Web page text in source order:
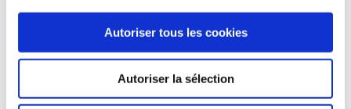
Autoriser tous les cookies
Autoriser la sélection
mars 2021